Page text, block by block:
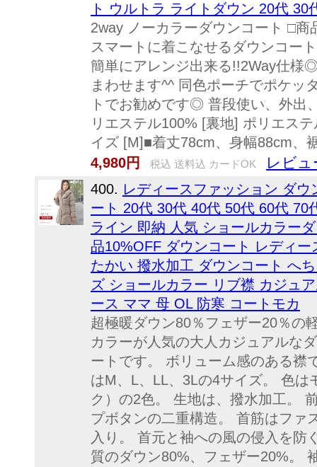
ト ウルトラ ライトダウン 20代 30
2way ノーカラーダウンコート □
スマートに着こなせるダウンコー
簡単にアレンジ出来る!!2Way仕様
まわせます^^ 同色ポーチでポケッ
トでお勧めです◎ 普段使い、外出
リエステル100% [裏地] ポリエス
イズ [M]■着丈78cm、身幅88cm、
4,980円
税込 送料込 カードOK レビュ
400. レディースファッション ダ
ート 20代 30代 40代 50代 60代 70
ライン 即納 人気 ショールカラー
品10%OFF ダウンコート レディ
たかい 撥水加工 ダウンコート へ
ズ ショールカラー リブ襟 カジュ
ース ママ 母 OL 防寒 コートモカ
超極暖ダウン80％フェザー20％の
カラーが人気の大人カジュアルな
ートです。 ボリューム感のある襟
はM、L、LL、3Lの4サイズ。 色
ク）の2色。 生地は、撥水加工。
プボタンの二重構造。 首筋はファ
入り。 首元と袖への風の侵入を防
質のダウン80%、フェザー20%。